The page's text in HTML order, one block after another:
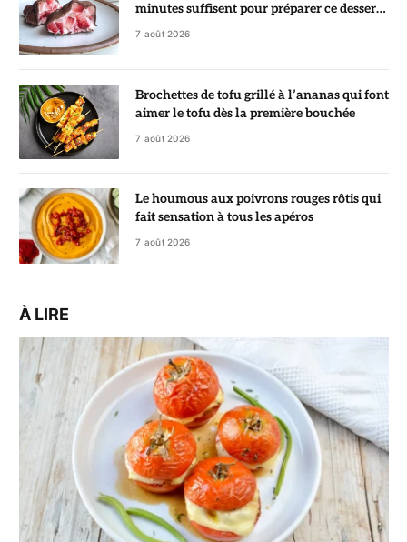
minutes suffisent pour préparer ce dessert
ultra gourmand
7 août 2026
Brochettes de tofu grillé à l’ananas qui font
aimer le tofu dès la première bouchée
7 août 2026
Le houmous aux poivrons rouges rôtis qui
fait sensation à tous les apéros
7 août 2026
À LIRE